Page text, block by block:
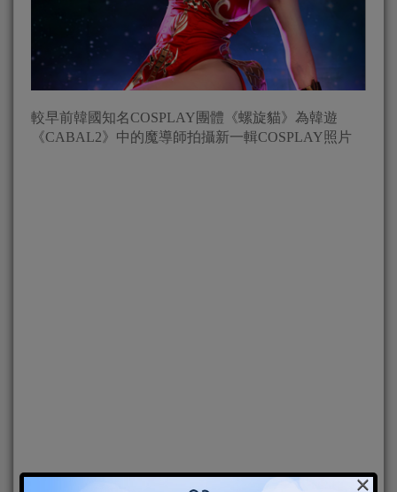
較早前韓國知名COSPLAY團體《螺旋貓》為韓遊
《CABAL2》中的魔導師拍攝新一輯COSPLAY照片
×